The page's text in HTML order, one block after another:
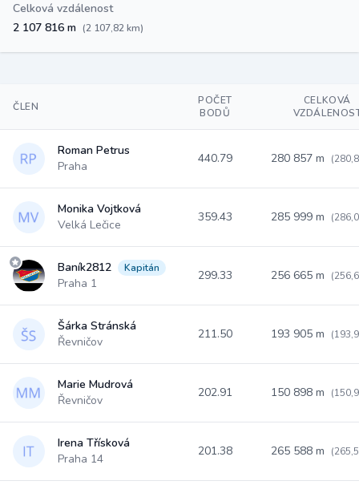
Celková vzdálenost
2 107 816 m (2 107,82 km)
ČLEN
POČET
BODŮ
CELKOVÁ
Roman Petrus
Praha
440.79 280 857 m
Monika Vojtková
Velká Lečice
359.43 285 999 m
Baník2812 Kapitán
Praha 1
299.33 256 665 m
Šárka Stránská
Řevničov
211.50 193 905 m
Marie Mudrová
Řevničov
202.91 150 898 m
Irena Třísková
Praha 14
201.38 265 588 m